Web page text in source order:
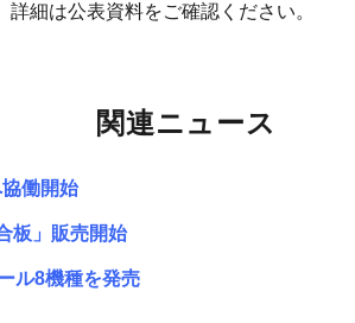
細は公表資料をご確認ください。
関連ニュース
働開始
板」販売開始
ル8機種を発売